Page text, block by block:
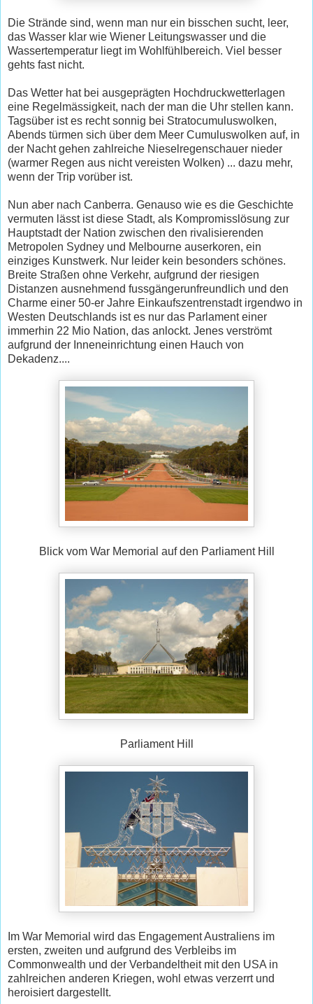
Die Strände sind, wenn man nur ein bisschen sucht, leer,
das Wasser klar wie Wiener Leitungswasser und die
Wassertemperatur liegt im Wohlfühlbereich. Viel besser
gehts fast nicht.
Das Wetter hat bei ausgeprägten Hochdruckwetterlagen
eine Regelmässigkeit, nach der man die Uhr stellen kann.
Tagsüber ist es recht sonnig bei Stratocumuluswolken,
Abends türmen sich über dem Meer Cumuluswolken auf, in
der Nacht gehen zahlreiche Nieselregenschauer nieder
(warmer Regen aus nicht vereisten Wolken) ... dazu mehr,
wenn der Trip vorüber ist.
Nun aber nach Canberra. Genauso wie es die Geschichte
vermuten lässt ist diese Stadt, als Kompromisslösung zur
Hauptstadt der Nation zwischen den rivalisierenden
Metropolen Sydney und Melbourne auserkoren, ein
einziges Kunstwerk. Nur leider kein besonders schönes.
Breite Straßen ohne Verkehr, aufgrund der riesigen
Distanzen ausnehmend fussgängerunfreundlich und den
Charme einer 50-er Jahre Einkaufszentrenstadt irgendwo in
Westen Deutschlands ist es nur das Parlament einer
immerhin 22 Mio Nation, das anlockt. Jenes verströmt
aufgrund der Inneneinrichtung einen Hauch von
Dekadenz....
Blick vom War Memorial auf den Parliament Hill
Parliament Hill
Im War Memorial wird das Engagement Australiens im
ersten, zweiten und aufgrund des Verbleibs im
Commonwealth und der Verbandeltheit mit den USA in
zahlreichen anderen Kriegen, wohl etwas verzerrt und
heroisiert dargestellt.